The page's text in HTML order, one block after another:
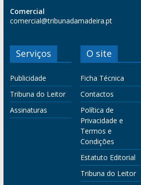
Comercial
comercial@tribunadamadeira.pt
Serviços
Publicidade
Tribuna do Leitor
Assinaturas
O site
Ficha Técnica
Contactos
Política de
Privacidade e
Termos e
Condições
Estatuto Editorial
Tribuna do Leitor